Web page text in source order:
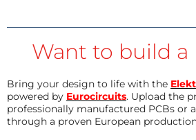
Want to build a
Bring your design to life with the
powered by Eurocircuits. Upload the
professionally manufactured PCBs or
through a proven European